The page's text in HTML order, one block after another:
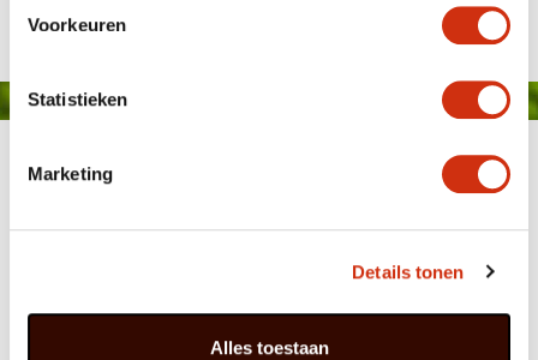
Voorkeuren
Statistieken
Marketing
Details tonen
Alles toestaan
MEMBER OFWBEGROUP